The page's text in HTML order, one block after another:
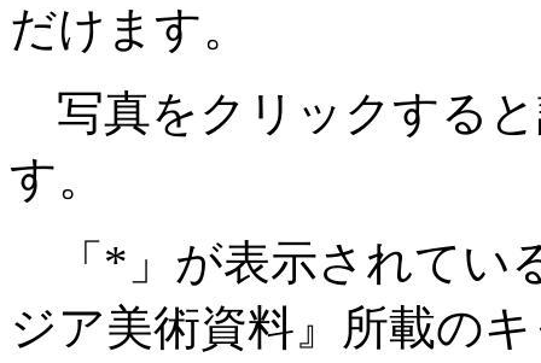
だけます。
写真をクリックする
す。
「*」が表示されてい
ジア美術資料』所載の